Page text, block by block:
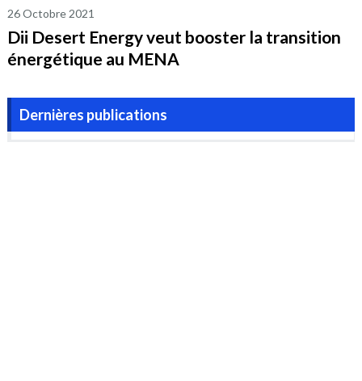
26 Octobre 2021
Dii Desert Energy veut booster la transition
énergétique au MENA
Dernières publications